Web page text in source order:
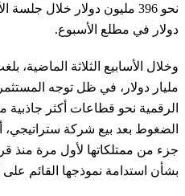
نحو 396 مليون دولار خلال
دولار في مطلع الأسبوع.
مليار دولار، في ظل توجه
الرقمية نحو قطاعات أكثر
الضغوط بعد بيع شركة ستراتيجي،
جزء من ممتلكاتها لأول مرة منذ
بشأن استدامة نموذجها القائم